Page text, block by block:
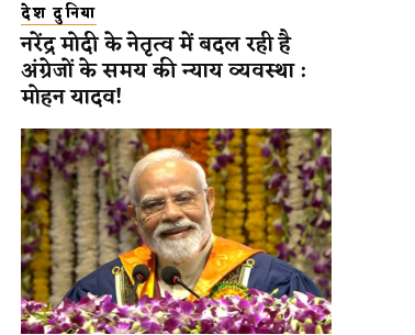
देश दुनिया
नरेंद्र मोदी के नेतृत्व में बदल रही है
अंग्रेजों के समय की न्याय व्यवस्था :
मोहन यादव!